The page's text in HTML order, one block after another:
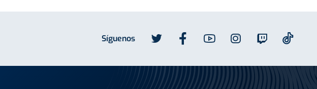
Síguenos